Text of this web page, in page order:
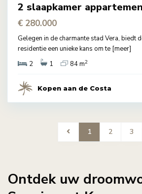
2 slaapkamer
€ 280.000
Gelegen in de charmante stad Vera, biedt
residentie een unieke kans om te [meer]
2
1 84 m2
Kopen aan de Costa
1 2 3
Ontdek uw